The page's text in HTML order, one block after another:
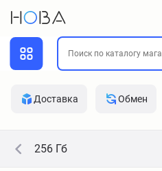
Доставка Обмен
256 Гб